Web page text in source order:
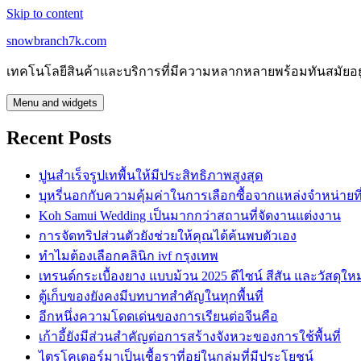
Skip to content
snowbranch7k.com
เทคโนโลยีสินค้าและบริการที่มีความหลากหลายพร้อมทันสมัยอ
Menu and widgets
Recent Posts
ปูนสำเร็จรูปเทพื้นให้มีประสิทธิภาพสูงสุด
บุหรี่นอกกับความคุ้มค่าในการเลือกซื้อจากแหล่งจำหน่าย
Koh Samui Wedding เป็นมากกว่าสถานที่จัดงานแต่งงาน
การจัดทริปส่วนตัวยังช่วยให้คุณได้ค้นพบตัวเอง
ทำไมต้องเลือกคลินิก ivf กรุงเทพ
เทรนด์กระเบื้องยาง แบบม้วน 2025 ดีไซน์ สีสัน และวัสดุให
ตู้เก็บของยังคงมีบทบาทสำคัญในทุกพื้นที่
อีกหนึ่งความโดดเด่นของการเรียนต่อจีนคือ
เก้าอี้ยังมีส่วนสำคัญต่อการสร้างจังหวะของการใช้พื้นที่
ไตรโคเดอร์มาเป็นเชื้อราที่อยู่ในกลุ่มที่มีประโยชน์